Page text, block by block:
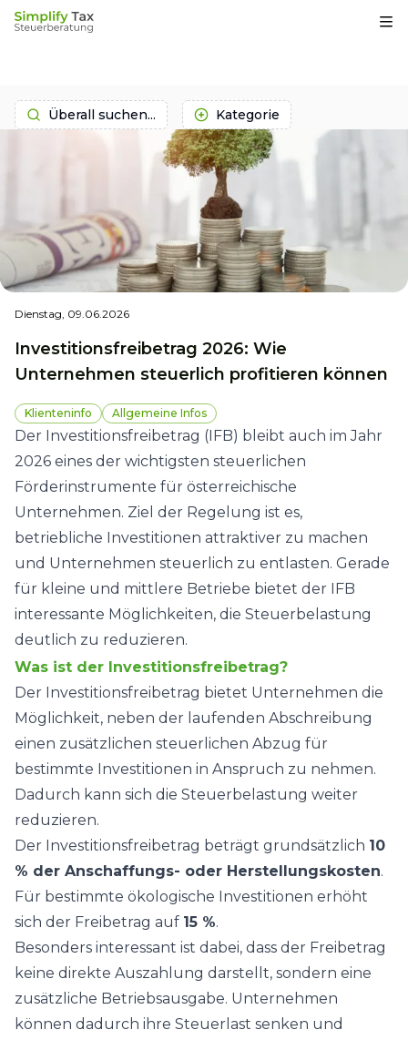
Überall suchen... Kategorie
Dienstag, 09.06.2026
Investitionsfreibetrag 2026: Wie
Unternehmen steuerlich profitieren können
Klienteninfo Allgemeine Infos
Der Investitionsfreibetrag (IFB) bleibt auch im Jahr
2026 eines der wichtigsten steuerlichen
Förderinstrumente für österreichische
Unternehmen. Ziel der Regelung ist es,
betriebliche Investitionen attraktiver zu machen
und Unternehmen steuerlich zu entlasten. Gerade
für kleine und mittlere Betriebe bietet der IFB
interessante Möglichkeiten, die Steuerbelastung
deutlich zu reduzieren.
Was ist der Investitionsfreibetrag?
Der Investitionsfreibetrag bietet Unternehmen die
Möglichkeit, neben der laufenden Abschreibung
einen zusätzlichen steuerlichen Abzug für
bestimmte Investitionen in Anspruch zu nehmen.
Dadurch kann sich die Steuerbelastung weiter
reduzieren.
Der Investitionsfreibetrag beträgt grundsätzlich 10
% der Anschaffungs- oder Herstellungskosten.
Für bestimmte ökologische Investitionen erhöht
sich der Freibetrag auf 15 %.
Besonders interessant ist dabei, dass der Freibetrag
keine direkte Auszahlung darstellt, sondern eine
zusätzliche Betriebsausgabe. Unternehmen
können dadurch ihre Steuerlast senken und